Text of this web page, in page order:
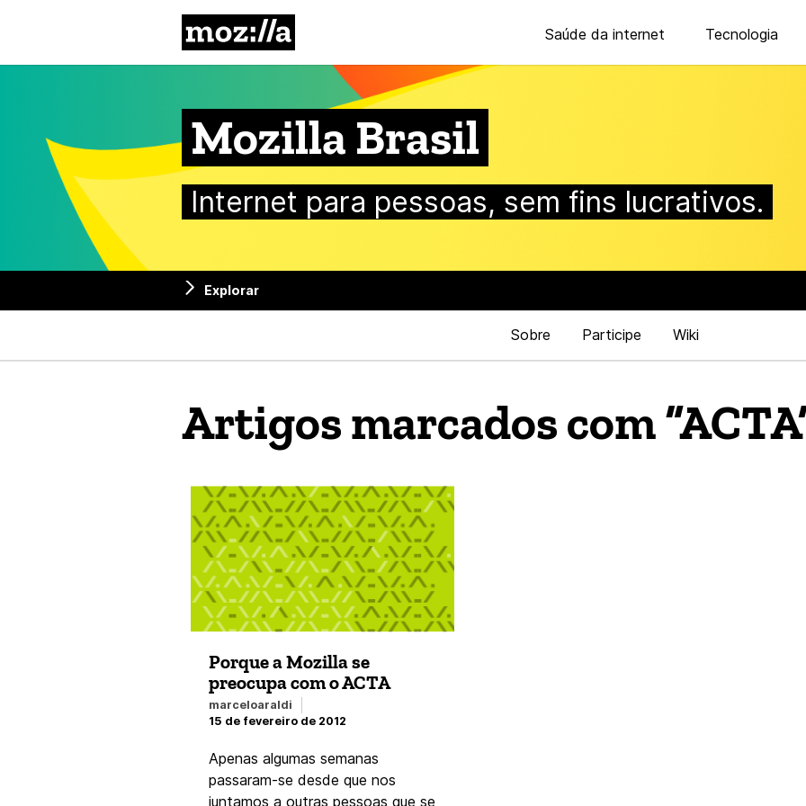
Saúde da internet Tecnologia
Mozilla Brasil
Internet para pessoas, sem fins lucrativos.
Explorar
Sobre Participe Wiki
Artigos marcados com
Porque a Mozilla se
preocupa com o ACTA
marceloaraldi
15 de fevereiro de 2012
Apenas algumas semanas
passaram-se desde que nos
juntamos a outras pessoas que se